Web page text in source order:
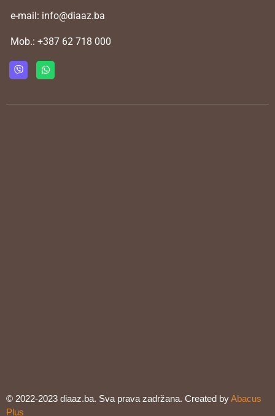
e-mail: info@diaaz.ba
Mob.: +387 62 718 000
© 2022-2023 diaaz.ba. Sva prava zadržana. Created byAbacus
Plus